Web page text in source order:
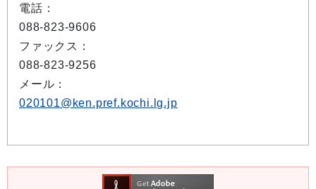
電話：
088-823-9606
ファックス：
088-823-9256
メール：
020101@ken.pref.kochi.lg.jp